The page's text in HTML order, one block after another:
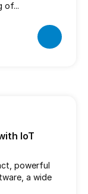
of...
IoT
powerful
a wide